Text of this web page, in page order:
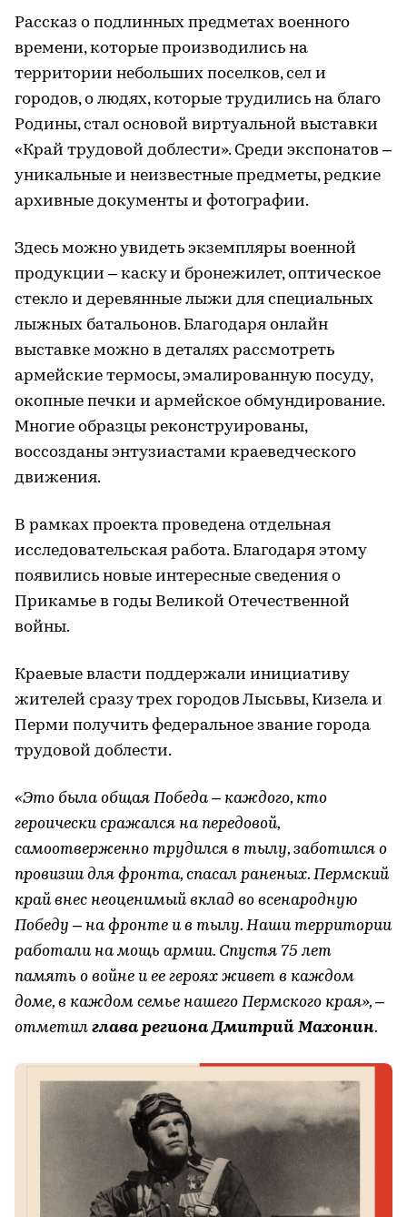
Рассказ о подлинных предметах военного
времени, которые производились на
территории небольших поселков, сел и
городов, о людях, которые трудились на благо
Родины, стал основой виртуальной выставки
«Край трудовой доблести». Среди экспонатов –
уникальные и неизвестные предметы, редкие
архивные документы и фотографии.
Здесь можно увидеть экземпляры военной
продукции – каску и бронежилет, оптическое
стекло и деревянные лыжи для специальных
лыжных батальонов. Благодаря онлайн
выставке можно в деталях рассмотреть
армейские термосы, эмалированную посуду,
окопные печки и армейское обмундирование.
Многие образцы реконструированы,
воссозданы энтузиастами краеведческого
движения.
В рамках проекта проведена отдельная
исследовательская работа. Благодаря этому
появились новые интересные сведения о
Прикамье в годы Великой Отечественной
войны.
Краевые власти поддержали инициативу
жителей сразу трех городов Лысьвы, Кизела и
Перми получить федеральное звание города
трудовой доблести.
«Это была общая Победа – каждого, кто
героически сражался на передовой,
самоотверженно трудился в тылу, заботился о
провизии для фронта, спасал раненых. Пермский
край внес неоценимый вклад во всенародную
Победу – на фронте и в тылу. Наши территории
работали на мощь армии. Спустя 75 лет
память о войне и ее героях живет в каждом
доме, в каждом семье нашего Пермского края», –
отметил глава региона Дмитрий Махонин.